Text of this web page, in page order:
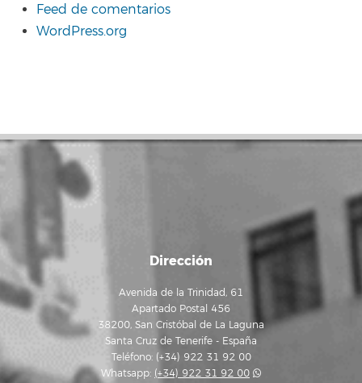
Feed de comentarios
WordPress.org
Dirección
Avenida de la Trinidad, 61
Apartado Postal 456
38200, San Cristóbal de La Laguna
Santa Cruz de Tenerife - España
Teléfono: (+34) 922 31 92 00
Whatsapp: (+34) 922 31 92 00